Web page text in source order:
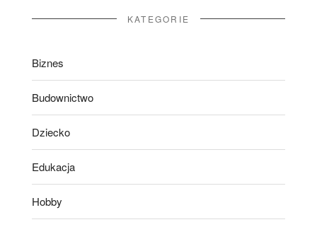
KATEGORIE
Biznes
Budownictwo
Dziecko
Edukacja
Hobby